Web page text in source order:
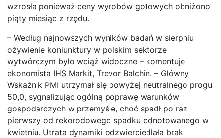
wzrosła ponieważ ceny wyrobów gotowych obniżono
piąty miesiąc z rzędu.
– Według najnowszych wyników badań w sierpniu
ożywienie koniunktury w polskim sektorze
wytwórczym było wciąż widoczne – komentuje
ekonomista IHS Markit, Trevor Balchin. – Główny
Wskaźnik PMI utrzymał się powyżej neutralnego progu
50,0, sygnalizując ogólną poprawę warunków
gospodarczych w przemyśle, choć spadł po raz
pierwszy od rekorodowego spadku odnotowanego w
kwietniu. Utrata dynamiki odzwierciedlała brak